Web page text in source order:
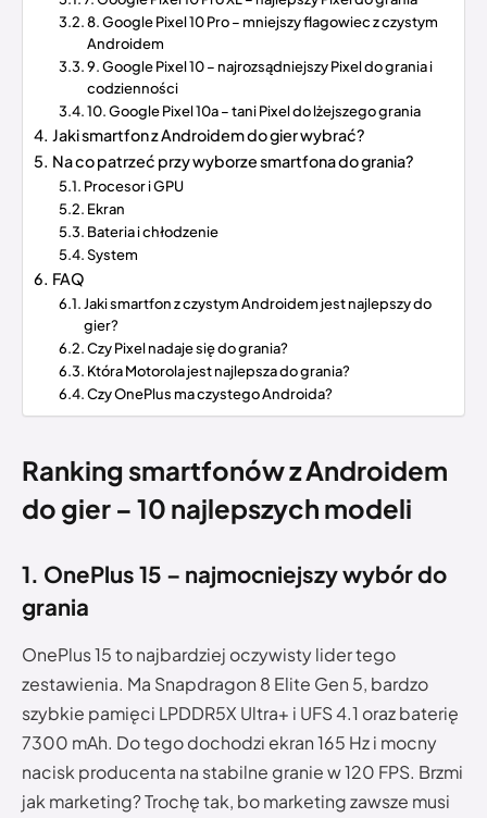
8. Google Pixel 10 Pro – mniejszy flagowiec z czystym
Androidem
9. Google Pixel 10 – najrozsądniejszy Pixel do grania i
codzienności
10. Google Pixel 10a – tani Pixel do lżejszego grania
Jaki smartfon z Androidem do gier wybrać?
Na co patrzeć przy wyborze smartfona do grania?
Procesor i GPU
Ekran
Bateria i chłodzenie
System
FAQ
Jaki smartfon z czystym Androidem jest najlepszy do
gier?
Czy Pixel nadaje się do grania?
Która Motorola jest najlepsza do grania?
Czy OnePlus ma czystego Androida?
Ranking smartfonów z Androidem
do gier – 10 najlepszych modeli
1. OnePlus 15 – najmocniejszy wybór do
grania
OnePlus 15 to najbardziej oczywisty lider tego
zestawienia. Ma Snapdragon 8 Elite Gen 5, bardzo
szybkie pamięci LPDDR5X Ultra+ i UFS 4.1 oraz baterię
7300 mAh. Do tego dochodzi ekran 165 Hz i mocny
nacisk producenta na stabilne granie w 120 FPS. Brzmi
jak marketing? Trochę tak, bo marketing zawsze musi